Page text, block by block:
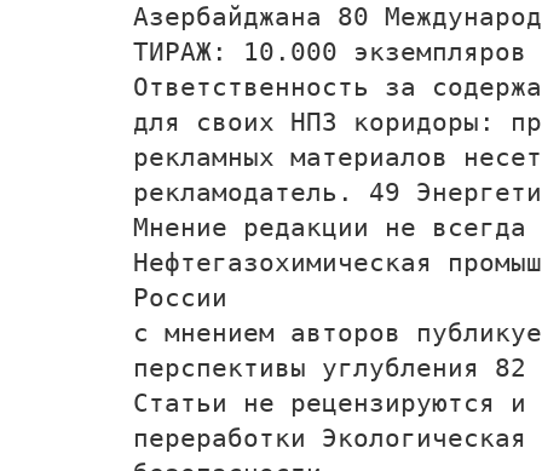
Азербайджана 80
ТИРАЖ: 10.000 экземпляров
Ответственность за
для своих НПЗ коридоры:
рекламных материалов
рекламодатель. 49
Мнение редакции не всегда
Нефтегазохимическая
России
с мнением авторов
перспективы углубления
Статьи не рецензируются
переработки